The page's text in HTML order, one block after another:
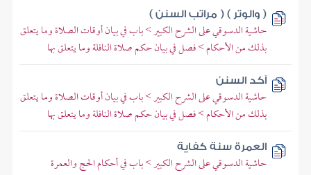
( والوتر ) ( مراتب السنن )
حاشية الدسوقي على الشرح الكبير > باب في بيان أوقات الصلاة وما يتعلق
بذلك من الأحكام > فصل في بيان حكم صلاة النافلة وما يتعلق بها
آكد السنن
حاشية الدسوقي على الشرح الكبير > باب في بيان أوقات الصلاة وما يتعلق
بذلك من الأحكام > فصل في بيان حكم صلاة النافلة وما يتعلق بها
العمرة سنة كفاية
حاشية الدسوقي على الشرح الكبير > باب في أحكام الحج والعمرة